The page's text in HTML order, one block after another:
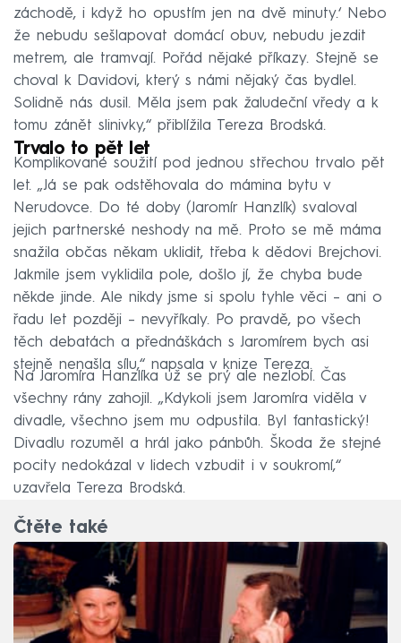
záchodě, i když ho opustím jen na dvě minuty.‘ Nebo
že nebudu sešlapovat domácí obuv, nebudu jezdit
metrem, ale tramvají. Pořád nějaké příkazy. Stejně se
choval k Davidovi, který s námi nějaký čas bydlel.
Solidně nás dusil. Měla jsem pak žaludeční vředy a k
tomu zánět slinivky,“ přiblížila Tereza Brodská.
Trvalo to pět let
Komplikované soužití pod jednou střechou trvalo pět
let. „Já se pak odstěhovala do mámina bytu v
Nerudovce. Do té doby (Jaromír Hanzlík) svaloval
jejich partnerské neshody na mě. Proto se mě máma
snažila občas někam uklidit, třeba k dědovi Brejchovi.
Jakmile jsem vyklidila pole, došlo jí, že chyba bude
někde jinde. Ale nikdy jsme si spolu tyhle věci – ani o
řadu let později – nevyříkaly. Po pravdě, po všech
těch debatách a přednáškách s Jaromírem bych asi
stejně nenašla sílu,“ napsala v knize Tereza.
Na Jaromíra Hanzlíka už se prý ale nezlobí. Čas
všechny rány zahojil. „Kdykoli jsem Jaromíra viděla v
divadle, všechno jsem mu odpustila. Byl fantastický!
Divadlu rozuměl a hrál jako pánbůh. Škoda že stejné
pocity nedokázal v lidech vzbudit i v soukromí,“
uzavřela Tereza Brodská.
Čtěte také